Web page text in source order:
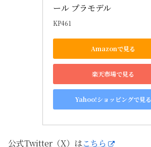
ール プラモデル
KP461
Amazonで見る
楽天市場で見る
Yahoo!ショッピングで見る
公式Twitter（X）はこちら